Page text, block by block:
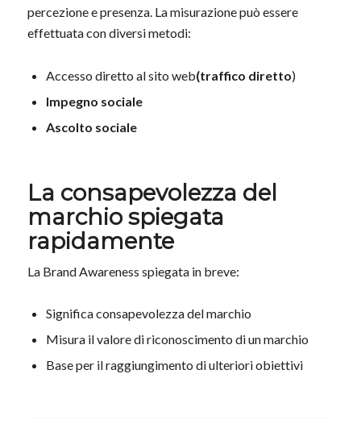
percezione e presenza. La misurazione può essere
effettuata con diversi metodi:
Accesso diretto al sito web(traffico diretto)
Impegno sociale
Ascolto sociale
La consapevolezza del
marchio spiegata
rapidamente
La Brand Awareness spiegata in breve:
Significa consapevolezza del marchio
Misura il valore di riconoscimento di un marchio
Base per il raggiungimento di ulteriori obiettivi